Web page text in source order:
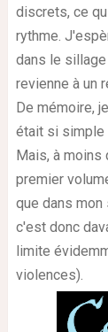
discrets, ce
rythme.
dans le sillage
revienne à un
De mémoire,
était si simple
Mais, à moins
premier
que dans
c'est donc
limite
violences).